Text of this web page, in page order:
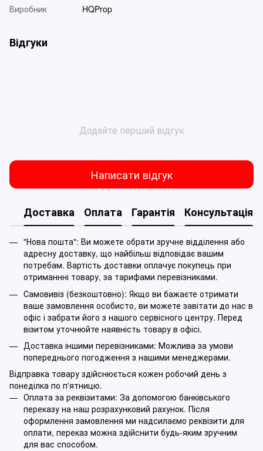
Виробник HQProp
Відгуки
Додайте перший відгук
Написати відгук
Доставка Оплата Гарантія Консультація
"Нова пошта": Ви можете обрати зручне відділення або
адресну доставку, що найбільш відповідає вашим
потребам. Вартість доставки оплачує покупець при
отриманнні товару, за тарифами перевізниками.
Самовивіз (безкоштовно): Якщо ви бажаєте отримати
ваше замовлення особисто, ви можете завітати до нас в
офіс і забрати його з нашого сервісного центру. Перед
візитом уточнюйте наявність товару в офісі.
Доставка іншими перевізниками: Можлива за умови
попереднього погодження з нашими менеджерами.
Відправка товару здійснюється кожен робочий день з
понеділка по п'ятницю.
Оплата за реквізитами: За допомогою банківського
переказу на наш розрахунковий рахунок. Після
оформлення замовлення ми надсилаємо реквізити для
оплати, переказ можна здійснити будь-яким зручним
для вас способом.